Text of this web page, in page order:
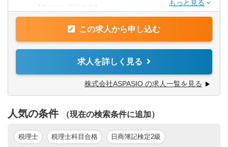
■海外MBA取得者
■当該業務の10年未満のプロジェクト従事経験を有する方
英語や中国語などを活かせる環境がございます。
現地の関係性のあるM&Aのファームや会計事務所へ出向も
ご相談可能です。
【具体的な業務内容】
「仲介」ではなく、売手・買手もしくは対象企業のファイ
ナンシャルアドバイザーとして業務を実施。
ら事業承継M＆A（同数億円～数十億円）まで、対応業種も
幅広いです。
・財務税務DD
・PPA支援業務
この求人から申し込む
求人を詳しく見る
株式会社ASPASIO の求人一覧を見る
人気の条件 （現在の検索条件に追加）
税理士 税理士科目合格 日商簿記検定2級